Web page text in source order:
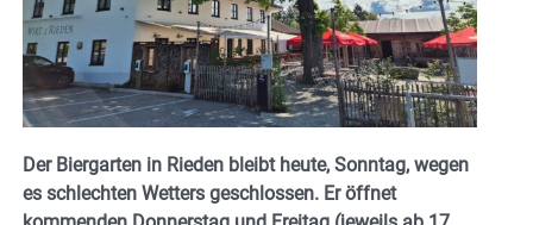
Der Biergarten in Rieden bleibt heute, Sonntag, wegen
es schlechten Wetters geschlossen. Er öffnet